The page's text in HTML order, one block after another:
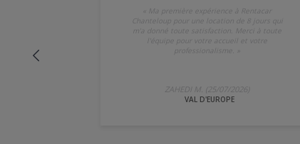
Ma première expérience à Rentacar
Chanteloup pour une location de 8 jours qui
m'a donné toute satisfaction. Merci à toute
l'équipe pour votre accueil et votre
professionalisme.
ZAHEDI M. (25/07/2026)
VAL D'EUROPE